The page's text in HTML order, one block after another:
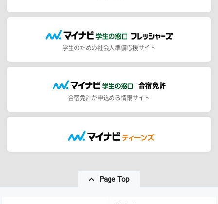
学生のための社会人準備応援サイト
合宿免許が申込める情報サイト
Page Top